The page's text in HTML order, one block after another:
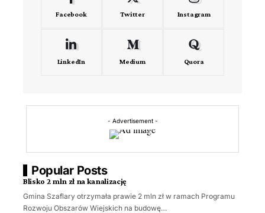
Facebook Twitter Instagram
LinkedIn Medium Quora
- Advertisement -
Popular Posts
Blisko 2 mln zł na kanalizację
Gmina Szaflary otrzymała prawie 2 mln zł w ramach Programu
Rozwoju Obszarów Wiejskich na budowę…